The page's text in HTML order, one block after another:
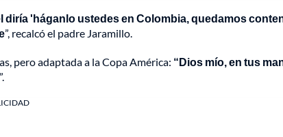
diría 'háganlo ustedes en Colombia, quedamos
”, recalcó el padre Jaramillo.
pero adaptada a la Copa América: “Dios mío, en tus
”.